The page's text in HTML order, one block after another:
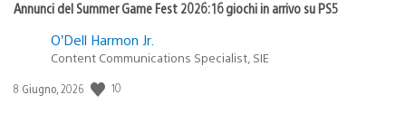
Annunci del Summer Game Fest 2026: 16 giochi in arrivo su PS5
O’Dell Harmon Jr.
Content Communications Specialist, SIE
Data
8 Giugno, 2026 10